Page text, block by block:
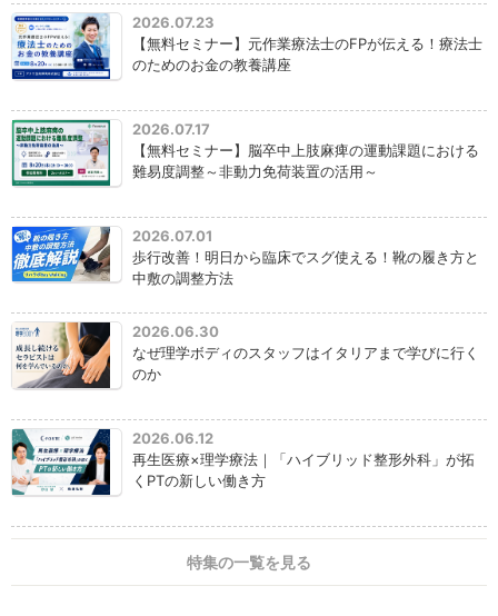
2026.07.23
【無料セミナー】元作業療法士のFPが伝える！療法士
のためのお金の教養講座
2026.07.17
【無料セミナー】脳卒中上肢麻痺の運動課題における
難易度調整～非動力免荷装置の活用～
2026.07.01
歩行改善！明日から臨床でスグ使える！靴の履き方と
中敷の調整方法
2026.06.30
なぜ理学ボディのスタッフはイタリアまで学びに行く
のか
2026.06.12
再生医療×理学療法｜「ハイブリッド整形外科」が拓
くPTの新しい働き方
特集の一覧を見る